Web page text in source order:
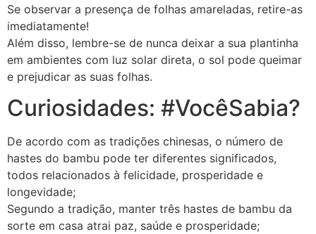
Se observar a presença de folhas amareladas, retire-as
imediatamente!
Além disso, lembre-se de nunca deixar a sua plantinha
em ambientes com luz solar direta, o sol pode queimar
e prejudicar as suas folhas.
Curiosidades: #VocêSabia?
De acordo com as tradições chinesas, o número de
hastes do bambu pode ter diferentes significados,
todos relacionados à felicidade, prosperidade e
longevidade;
Segundo a tradição, manter três hastes de bambu da
sorte em casa atrai paz, saúde e prosperidade;